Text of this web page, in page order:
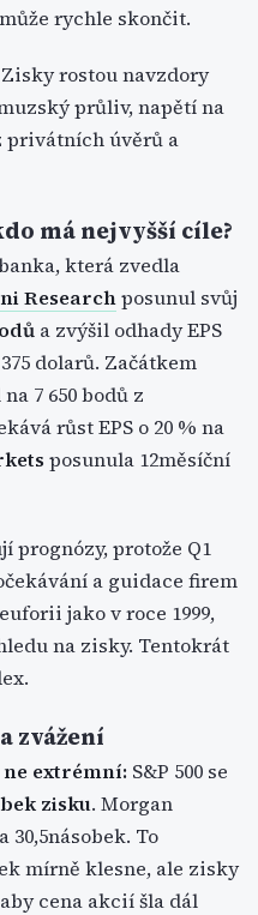
rychle skončit.
rostou navzdory
průliv, napětí na
privátních úvěrů a
má nejvyšší cíle?
která zvedla
Researchposunul svůj
a zvýšil odhady EPS
375 dolarů. Začátkem
7 650 bodů z
růst EPS o 20 % na
posunula 12měsíční
prognózy, protože Q1
a guidace firem
jako v roce 1999,
na zisky. Tentokrát
zvážení
ne extrémní: S&P 500 se
zisku. Morgan
30,5násobek. To
mírně klesne, ale zisky
cena akcií šla dál